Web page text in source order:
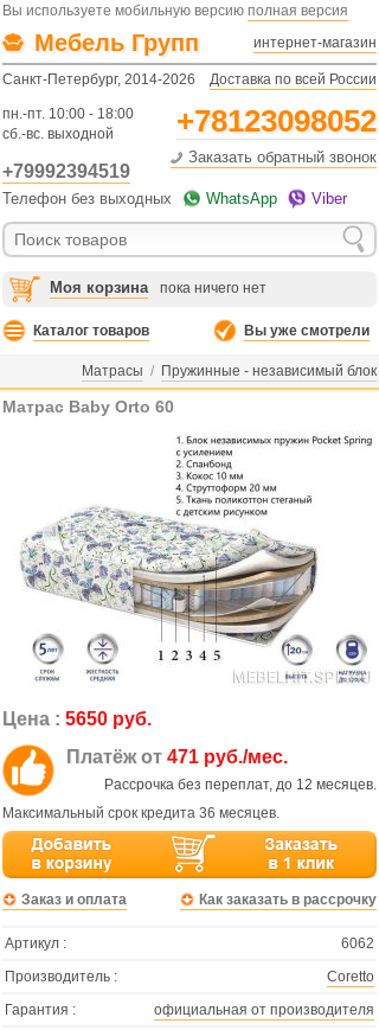
Вы используете мобильную версию полная версия
Мебель Групп интернет-магазин
Санкт-Петербург, 2014-2026 Доставка по всей России
пн.-пт. 10:00 - 18:00
сб.-вс. выходной
+78123098052
+79992394519
Заказать обратный звонок
Телефон без выходных WhatsApp Viber
Моя корзина пока ничего нет
Каталог товаров Вы уже смотрели
Матрасы / Пружинные - независимый блок
Матрас Baby Orto 60
Цена : 5650 руб.
Платёж от 471 руб./мес.
Рассрочка без переплат, до 12 месяцев.
Максимальный срок кредита 36 месяцев.
Заказ и оплата Как заказать в рассрочку
Артикул :
6062
Производитель :
Coretto
Гарантия :
официальная от производителя